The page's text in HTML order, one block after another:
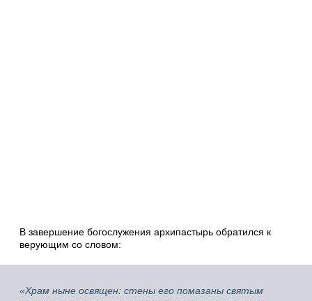
В завершение богослужения архипастырь обратился к
верующим со словом:
«Храм ныне освящен: стены его помазаны святым